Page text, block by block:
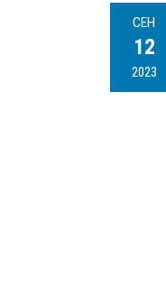
СЕН
12
2023